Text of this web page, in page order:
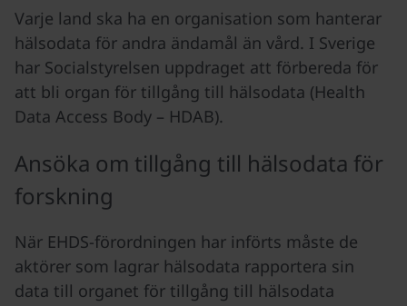
Varje land ska ha en organisation som hanterar
hälsodata för andra ändamål än vård. I Sverige
har Socialstyrelsen uppdraget att förbereda för
att bli organ för tillgång till hälsodata (Health
Data Access Body – HDAB).
Ansöka om tillgång till hälsodata för
forskning
När EHDS-förordningen har införts måste de
aktörer som lagrar hälsodata rapportera sin
data till organet för tillgång till hälsodata